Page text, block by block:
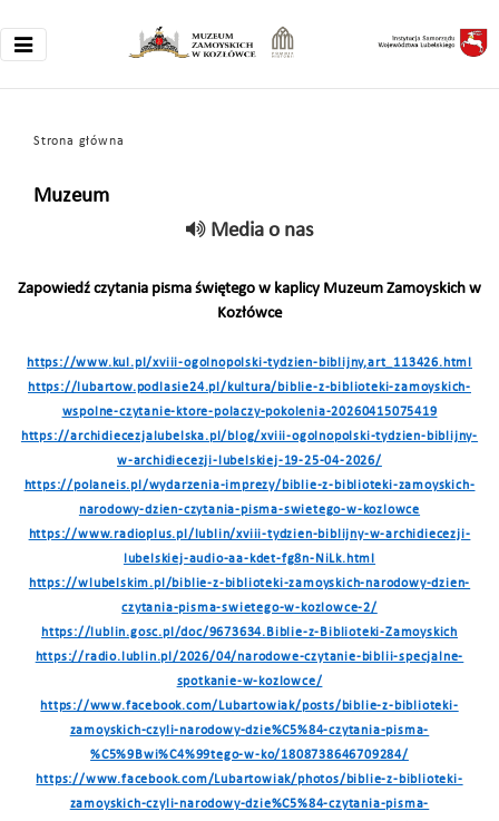
Strona główna
Muzeum
Media o nas
Zapowiedź czytania pisma świętego w kaplicy Muzeum Zamoyskich w
Kozłówce
https://www.kul.pl/xviii-ogolnopolski-tydzien-biblijny,art_113426.html
https://lubartow.podlasie24.pl/kultura/biblie-z-biblioteki-zamoyskich-
wspolne-czytanie-ktore-polaczy-pokolenia-20260415075419
https://archidiecezjalubelska.pl/blog/xviii-ogolnopolski-tydzien-biblijny-
w-archidiecezji-lubelskiej-19-25-04-2026/
https://polaneis.pl/wydarzenia-imprezy/biblie-z-biblioteki-zamoyskich-
narodowy-dzien-czytania-pisma-swietego-w-kozlowce
https://www.radioplus.pl/lublin/xviii-tydzien-biblijny-w-archidiecezji-
lubelskiej-audio-aa-kdet-fg8n-NiLk.html
https://wlubelskim.pl/biblie-z-biblioteki-zamoyskich-narodowy-dzien-
czytania-pisma-swietego-w-kozlowce-2/
https://lublin.gosc.pl/doc/9673634.Biblie-z-Biblioteki-Zamoyskich
https://radio.lublin.pl/2026/04/narodowe-czytanie-biblii-specjalne-
spotkanie-w-kozlowce/
https://www.facebook.com/Lubartowiak/posts/biblie-z-biblioteki-
zamoyskich-czyli-narodowy-dzie%C5%84-czytania-pisma-
%C5%9Bwi%C4%99tego-w-ko/1808738646709284/
https://www.facebook.com/Lubartowiak/photos/biblie-z-biblioteki-
zamoyskich-czyli-narodowy-dzie%C5%84-czytania-pisma-